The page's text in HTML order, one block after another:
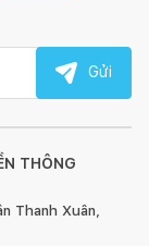
THÔNG
Thanh Xuân,
Gửi